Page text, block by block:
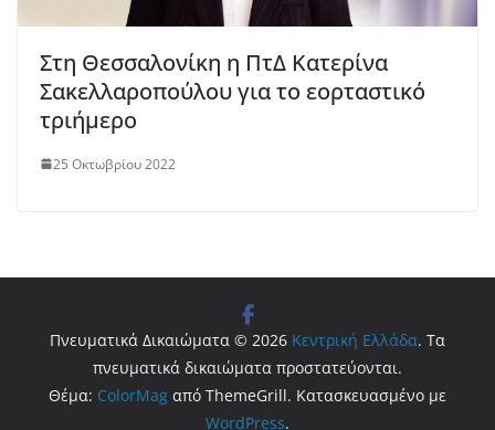
Στη Θεσσαλονίκη η ΠτΔ Κατερίνα
Σακελλαροπούλου για το εορταστικό
τριήμερο
25 Οκτωβρίου 2022
Πνευματικά Δικαιώματα © 2026 Κεντρική Ελλάδα. Τα
πνευματικά δικαιώματα προστατεύονται.
Θέμα: ColorMag από ThemeGrill. Κατασκευασμένο με
WordPress.